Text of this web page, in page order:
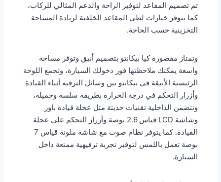
تم تصميم المقاعد لتوفير الراحة والدعم المثالي للركاب،
كما تتوفر خيارات لطي المقاعد الخلفية لزيادة المساحة
التخزينية حسب الحاجة.
وتمتاز مقصورة كيا بيكانتو بتصميم أنيق وتوفر مساحة
واسعة يمكنك ملاحظتها فور دخولك السيارة، وتجمع اللوحة
الرئيسية الأنيقة في بيكانتو بين وسائل الترفيه أثناء القيادة
وأزرار التحكم في درجة الحرارة بطريقة سلسة وجميلة،
وتتضمن الداخلية تقنيات حديثة مثل عجلة قيادة باور
وشاشة LCD قياس 2.6 بوصة وأزرار التحكم على عجلة
القيادة. كما يتوفر نظام صوت مع شاشة ملونة قياس 7
بوصة تعمل باللمس لتوفير تجربة ترفيهية ممتعة داخل
السيارة.